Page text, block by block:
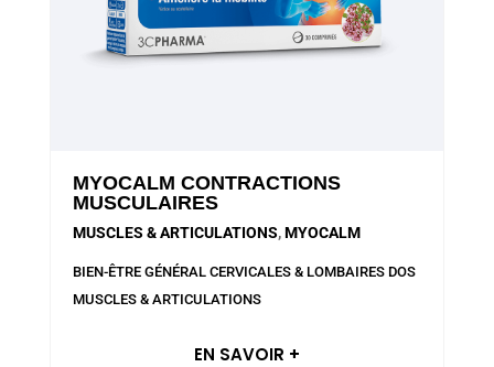
MYOCALM CONTRACTIONS
MUSCULAIRES
MUSCLES & ARTICULATIONS,MYOCALM
BIEN-ÊTRE GÉNÉRAL CERVICALES & LOMBAIRES DOS
MUSCLES & ARTICULATIONS
EN SAVOIR +